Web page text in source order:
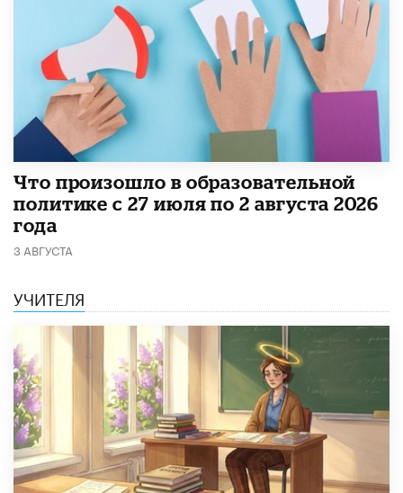
​Что произошло в образовательной
политике с 27 июля по 2 августа 2026
года
3 АВГУСТА
УЧИТЕЛЯ